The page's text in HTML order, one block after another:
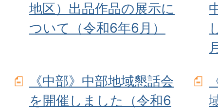
地区）出品作品の展示に
ついて（令和6年6月）
《中部》中部地域懇話会
を開催しました（令和6